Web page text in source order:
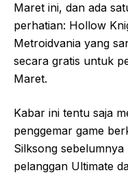
Maret ini, dan ada
perhatian: Hollow
Metroidvania yang
secara gratis untuk
Maret.
Kabar ini tentu saja
penggemar game
Silksong
pelanggan Ultimate